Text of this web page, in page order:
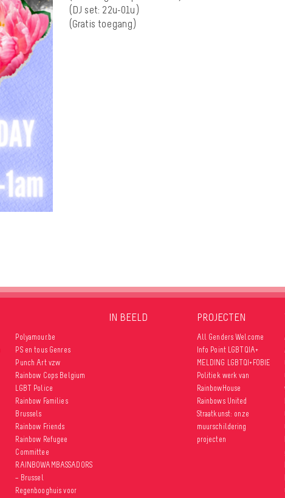
(DJ set: 22u-01u)
(Gratis toegang)
Polyamour.be
PS en tous Genres
Punch Art vzw
Rainbow Cops Belgium
LGBT Police
Rainbow Families
Brussels
Rainbow Friends
Rainbow Refugee
Committee
RAINBOWAMBASSADORS
– Brussel
Regenbooghuis voor
IN BEELD PROJECTEN
All Genders Welcome
Info Point LGBTQIA+
MELDING LGBTQI+FOBIE
Politiek werk van
RainbowHouse
Rainbows United
Straatkunst: onze
muurschildering
projecten